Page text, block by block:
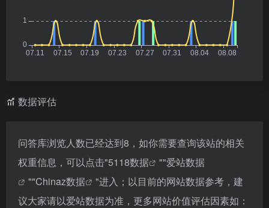
数据评估
问答库浏览人数已经达到8，如你需要查询该站的相关
权重信息，可以点击"5118数据 ""爱站数据
""Chinaz数据
"进入；以目前的网站数据参考，建
议大家请以爱站数据为准，更多网站价值评估因素如：